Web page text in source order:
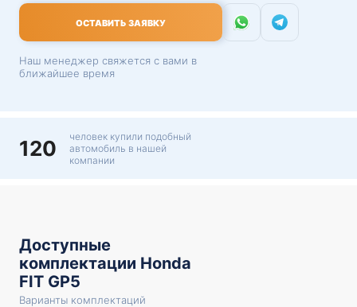
ОСТАВИТЬ ЗАЯВКУ
Наш менеджер свяжется с вами в
ближайшее время
120
человек купили подобный
автомобиль в нашей
компании
Доступные
комплектации Honda
FIT GP5
Варианты комплектаций